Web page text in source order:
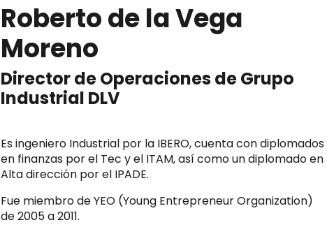
Roberto de la Vega
Moreno
Director de Operaciones de Grupo
Industrial DLV
Es ingeniero Industrial por la IBERO, cuenta con diplomados
en finanzas por el Tec y el ITAM, así como un diplomado en
Alta dirección por el IPADE.
Fue miembro de YEO (Young Entrepreneur Organization)
de 2005 a 2011.